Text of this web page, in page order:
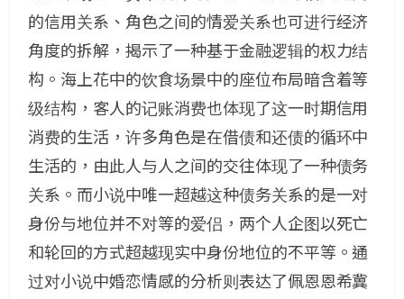
的信用关系、角色之间的情爱关系也可进行经济
角度的拆解，揭示了一种基于金融逻辑的权力结
构。海上花中的饮食场景中的座位布局暗含着等
级结构，客人的记账消费也体现了这一时期信用
消费的生活，许多角色是在借债和还债的循环中
生活的，由此人与人之间的交往体现了一种债务
关系。而小说中唯一超越这种债务关系的是一对
身份与地位并不对等的爱侣，两个人企图以死亡
和轮回的方式超越现实中身份地位的不平等。通
过对小说中婚恋情感的分析则表达了佩恩恩希冀